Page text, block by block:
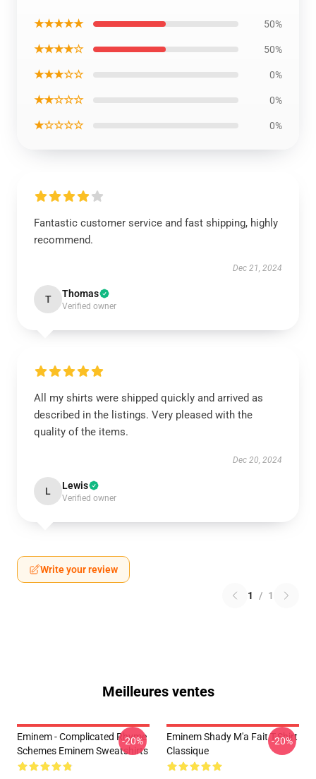
★★★★★ 50%
★★★★☆ 50%
★★★☆☆ 0%
★★☆☆☆ 0%
★☆☆☆☆ 0%
Fantastic customer service and fast shipping, highly
recommend.
Dec 21, 2024
T Thomas
Verified owner
All my shirts were shipped quickly and arrived as
described in the listings. Very pleased with the
quality of the items.
Dec 20, 2024
L Lewis
Verified owner
Write your review
1 / 1
Meilleures ventes
Eminem - Complicated Rhyme
Schemes Eminem Sweatshirts
-20%
Eminem Shady M'a Fait T-Shirt
Classique
-20%